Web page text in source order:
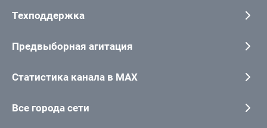
Техподдержка
Предвыборная агитация
Статистика канала в MAX
Все города сети